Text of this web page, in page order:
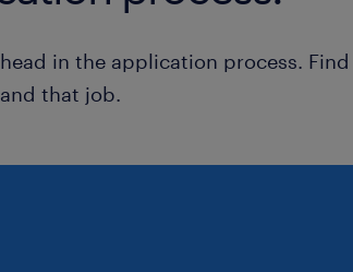
in the application process.
that job.